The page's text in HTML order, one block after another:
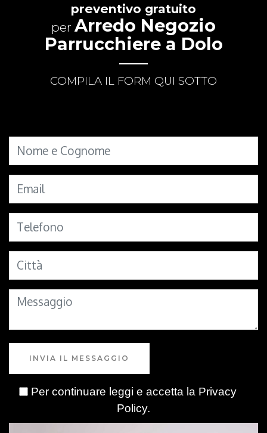
preventivo gratuito
per Arredo Negozio
Parrucchiere a Dolo
COMPILA IL FORM QUI SOTTO
INVIA IL MESSAGGIO
Per continuare leggi e accetta la Privacy
Policy.